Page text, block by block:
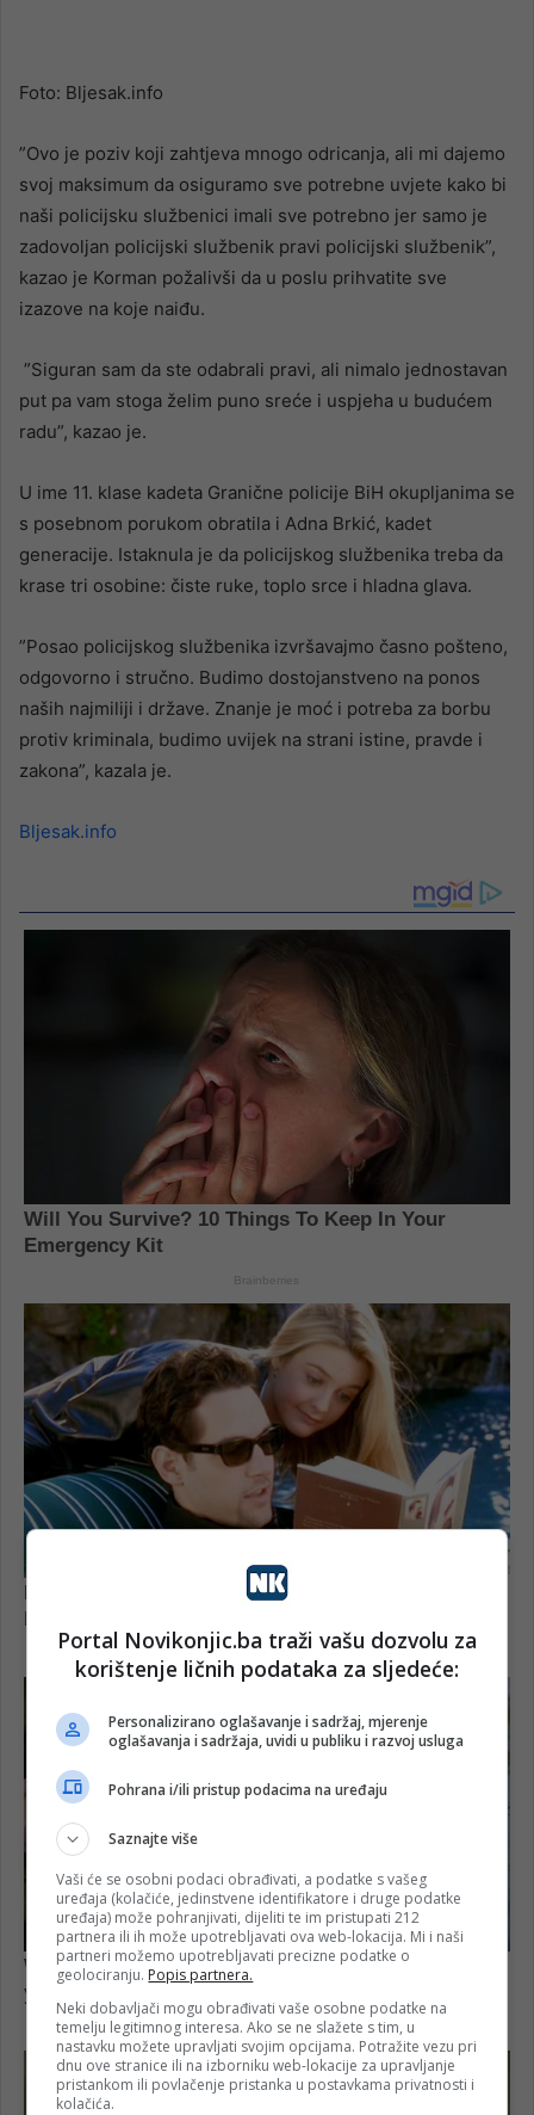
Foto: Bljesak.info
”Ovo je poziv koji zahtjeva mnogo odricanja, ali mi dajemo
svoj maksimum da osiguramo sve potrebne uvjete kako bi
naši policijsku službenici imali sve potrebno jer samo je
zadovoljan policijski službenik pravi policijski službenik”,
kazao je Korman požalivši da u poslu prihvatite sve
izazove na koje naiđu.
”Siguran sam da ste odabrali pravi, ali nimalo jednostavan
put pa vam stoga želim puno sreće i uspjeha u budućem
radu”, kazao je.
U ime 11. klase kadeta Granične policije BiH okupljanima se
s posebnom porukom obratila i Adna Brkić, kadet
generacije. Istaknula je da policijskog službenika treba da
krase tri osobine: čiste ruke, toplo srce i hladna glava.
”Posao policijskog službenika izvršavajmo časno pošteno,
odgovorno i stručno. Budimo dostojanstveno na ponos
naših najmiliji i države. Znanje je moć i potreba za borbu
protiv kriminala, budimo uvijek na strani istine, pravde i
zakona”, kazala je.
Bljesak.info
Portal Novikonjic.ba traži vašu dozvolu za
korištenje ličnih podataka za sljedeće:
Personalizirano oglašavanje i sadržaj, mjerenje
oglašavanja i sadržaja, uvidi u publiku i razvoj usluga
Pohrana i/ili pristup podacima na uređaju
Saznajte više
Vaši će se osobni podaci obrađivati, a podatke s vašeg
uređaja (kolačiće, jedinstvene identifikatore i druge podatke
uređaja) može pohranjivati, dijeliti te im pristupati 212
partnera ili ih može upotrebljavati ova web-lokacija. Mi i naši
partneri možemo upotrebljavati precizne podatke o
geolociranju. Popis partnera.
Neki dobavljači mogu obrađivati vaše osobne podatke na
temelju legitimnog interesa. Ako se ne slažete s tim, u
nastavku možete upravljati svojim opcijama. Potražite vezu pri
dnu ove stranice ili na izborniku web-lokacije za upravljanje
pristankom ili povlačenje pristanka u postavkama privatnosti i
kolačića.